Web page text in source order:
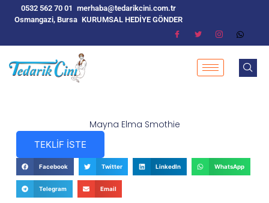
0532 562 70 01 merhaba@tedarikcini.com.tr
Osmangazi, Bursa KURUMSAL HEDİYE GÖNDER
Mayna Elma Smothie
TEKLİF İSTE
Facebook Twitter LinkedIn WhatsApp
Telegram Email